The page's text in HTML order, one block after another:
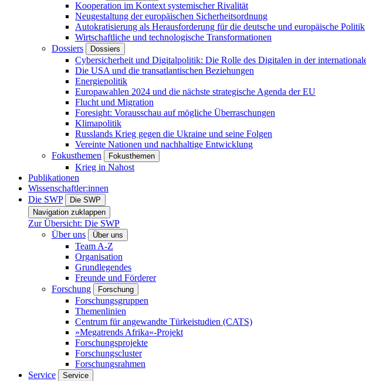
Kooperation im Kontext systemischer Rivalität
Neugestaltung der europäischen Sicherheitsordnung
Autokratisierung als Herausforderung für die deutsche und europäische Politik
Wirtschaftliche und technologische Transformationen
Dossiers
Dossiers
Cybersicherheit und Digitalpolitik: Die Rolle des Digitalen in der
Die USA und die transatlantischen Beziehungen
Energiepolitik
Europawahlen 2024 und die nächste strategische Agenda der EU
Flucht und Migration
Foresight: Vorausschau auf mögliche Überraschungen
Klimapolitik
Russlands Krieg gegen die Ukraine und seine Folgen
Vereinte Nationen und nachhaltige Entwicklung
Fokusthemen
Fokusthemen
Krieg in Nahost
Publikationen
Wissenschaftler:innen
Die SWP
Die SWP
Navigation zuklappen
Zur Übersicht: Die SWP
Über uns
Über uns
Team A-Z
Organisation
Grundlegendes
Freunde und Förderer
Forschung
Forschung
Forschungsgruppen
Themenlinien
Centrum für angewandte Türkeistudien (CATS)
»Megatrends Afrika«-Projekt
Forschungsprojekte
Forschungscluster
Forschungsrahmen
Service
Service